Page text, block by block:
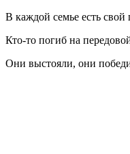
В каждой семье есть
Кто-то погиб на
Они выстояли, они